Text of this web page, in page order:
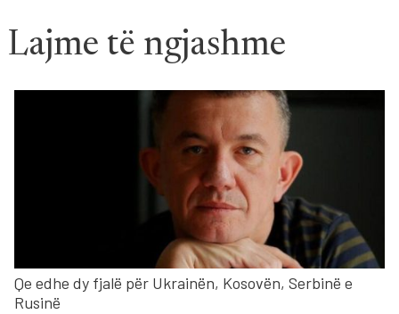
Lajme të ngjashme
Qe edhe dy fjalë për Ukrainën, Kosovën, Serbinë e
Rusinë